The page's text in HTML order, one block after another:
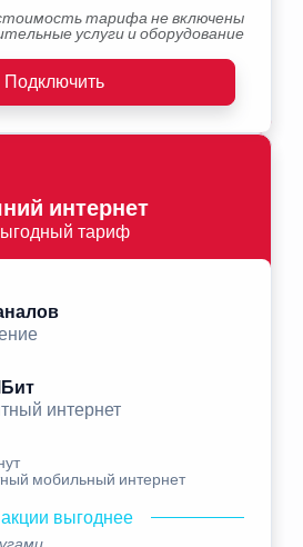
тарифа не включены
услуги и оборудование
Подключить
интернет
тариф
интернет
мобильный интернет
выгоднее